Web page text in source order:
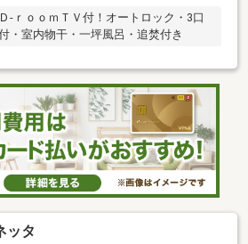
-ｒｏｏｍＴＶ付！オートロック・3口
・室内物干・一坪風呂・追焚付き
ッタ